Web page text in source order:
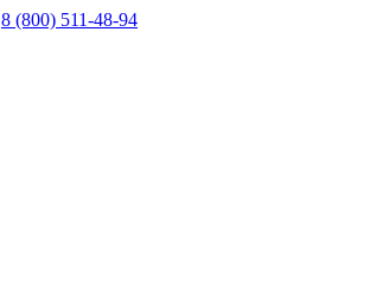
8 (800) 511-48-94